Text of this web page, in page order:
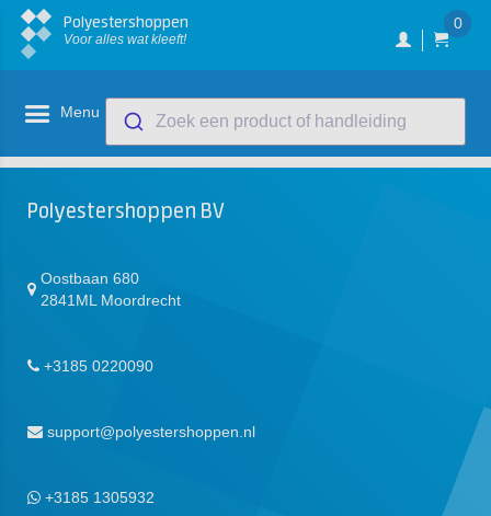
Polyestershoppen
Voor alles wat kleeft!
0
Menu
Zoek een product of handleiding
Polyestershoppen BV
Oostbaan 680
2841ML Moordrecht
+3185 0220090
support@polyestershoppen.nl
+3185 1305932